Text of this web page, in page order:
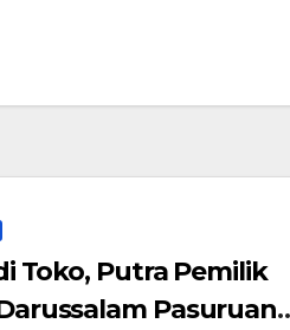
Toko, Putra Pemilik
Pasuruan